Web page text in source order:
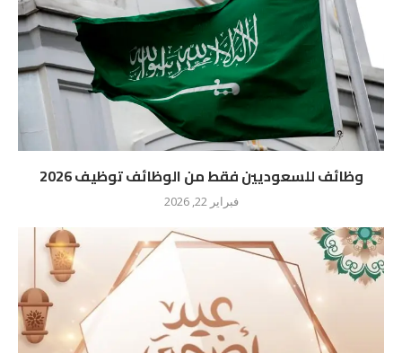
وظائف للسعوديين فقط من الوظائف توظيف 2026
فبراير 22, 2026